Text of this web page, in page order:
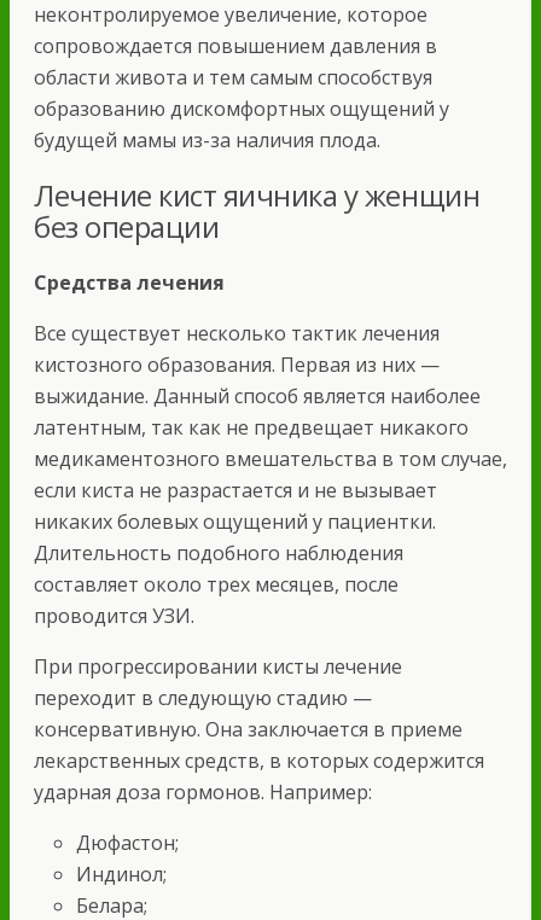
неконтролируемое увеличение, которое
сопровождается повышением давления в
области живота и тем самым способствуя
образованию дискомфортных ощущений у
будущей мамы из-за наличия плода.
Лечение кист яичника у женщин
без операции
Средства лечения
Все существует несколько тактик лечения
кистозного образования. Первая из них —
выжидание. Данный способ является наиболее
латентным, так как не предвещает никакого
медикаментозного вмешательства в том случае,
если киста не разрастается и не вызывает
никаких болевых ощущений у пациентки.
Длительность подобного наблюдения
составляет около трех месяцев, после
проводится УЗИ.
При прогрессировании кисты лечение
переходит в следующую стадию —
консервативную. Она заключается в приеме
лекарственных средств, в которых содержится
ударная доза гормонов. Например:
Дюфастон;
Индинол;
Белара;